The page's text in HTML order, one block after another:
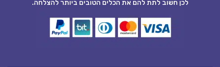
לכן חשוב לתת להם את הכלים הטובים ביותר להצלחה.